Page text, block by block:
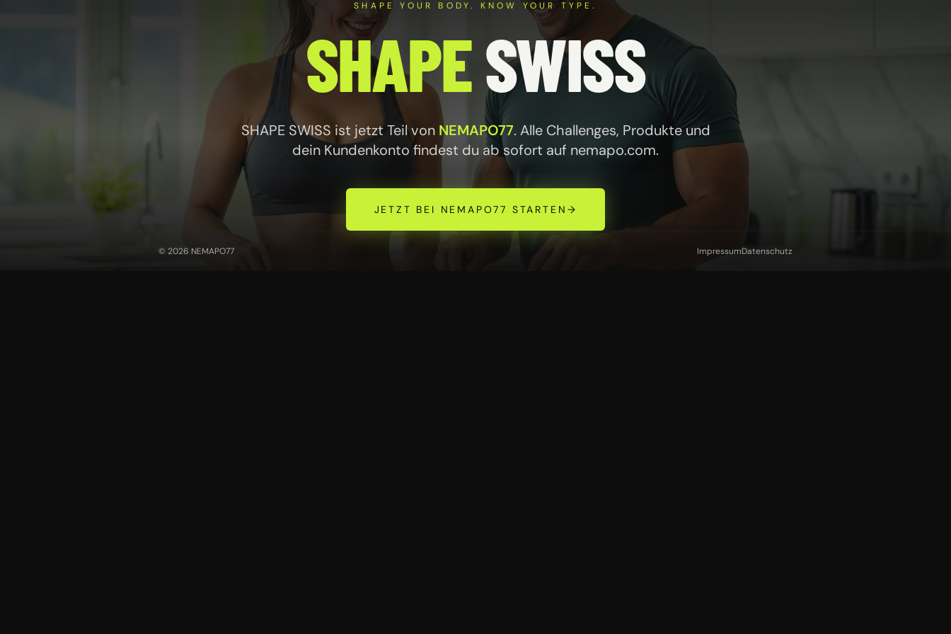
SHAPE YOUR BODY. KNOW YOUR TYPE.
SHAPESWISS
SHAPE SWISS ist jetzt Teil von NEMAPO77. Alle Challenges, Produkte und
dein Kundenkonto findest du ab sofort auf nemapo.com.
JETZT BEI NEMAPO77 STARTEN →
© 2026 NEMAPO77 ImpressumDatenschutz